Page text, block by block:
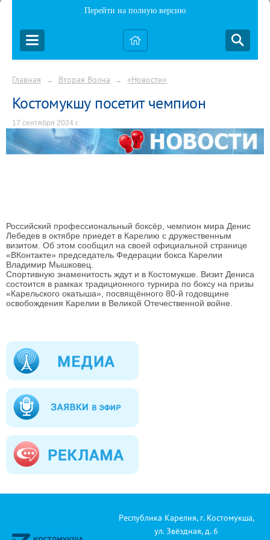
Перейти на полную версию
Главная → Вторая Волна → «Новости»
Костомукшу посетит чемпион
17 сентября 2024 г.
Российский профессиональный боксёр, чемпион мира Денис
Лебедев в октябре приедет в Карелию с дружественным
визитом. Об этом сообщил на своей официальной странице
«ВКонтакте» председатель Федерации бокса Карелии
Владимир Мышковец.
Спортивную знаменитость ждут и в Костомукше. Визит Дениса
состоится в рамках традиционного турнира по боксу на призы
«Карельского окатыша», посвящённого 80-й годовщине
освобождения Карелии в Великой Отечественной войне.
Республика Карелия, г. Костомукша,
ул. Звёздная, д. 6